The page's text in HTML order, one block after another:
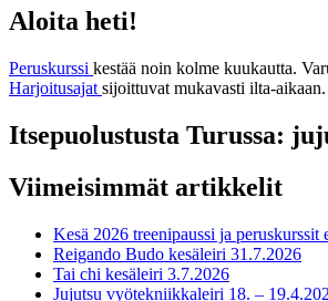
Aloita heti!
Peruskurssi kestää noin kolme kuukautta.
Harjoitusajat sijoittuvat mukavasti ilta-aikaan.
Itsepuolustusta Turussa:
Viimeisimmät artikkelit
Kesä 2026 treenipaussi ja peruskurssit
Reigando Budo kesäleiri 31.7.2026
Tai chi kesäleiri 3.7.2026
Jujutsu vyötekniikkaleiri 18. –